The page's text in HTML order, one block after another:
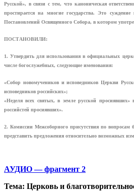
Русской», в связи с тем, что каноническая
простирается на многие государства. Это
Постановлений Освященного Собора, в котором
ПОСТАНОВИЛИ:
1. Утвердить для использования в официальных
числе богослужебных, следующие именования:
«Собор новомучеников и исповедников Церкви
исповедников российских»;
«Неделя всех святых, в земле русской просиявших»
российстей просиявших».
2. Комиссии Межсоборного присутствия по вопросам
представить предложения относительно возможных
АУДИО — фрагмент 2
Тема: Церковь и